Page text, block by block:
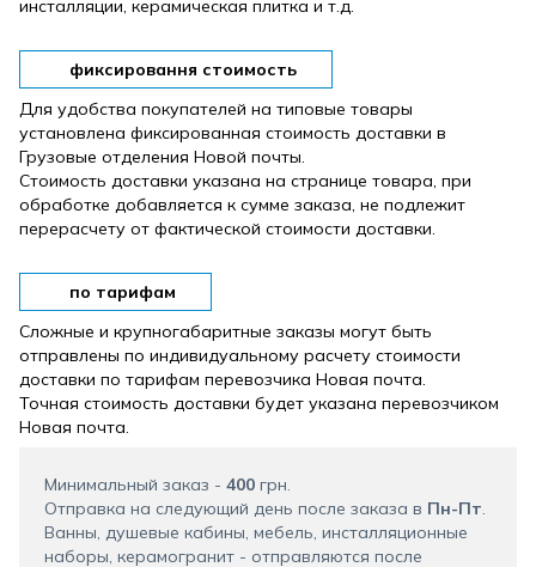
инсталляции, керамическая плитка и т.д.
фиксировання стоимость
Для удобства покупателей на типовые товары
установлена ​​фиксированная стоимость доставки в
Грузовые отделения Новой почты.
Стоимость доставки указана на странице товара, при
обработке добавляется к сумме заказа, не подлежит
перерасчету от фактической стоимости доставки.
по тарифам
Сложные и крупногабаритные заказы могут быть
отправлены по индивидуальному расчету стоимости
доставки по тарифам перевозчика Новая почта.
Точная стоимость доставки будет указана перевозчиком
Новая почта.
Минимальный заказ - 400 грн.
Отправка на следующий день после заказа в Пн-Пт.
Ванны, душевые кабины, мебель, инсталляционные
наборы, керамогранит - отправляются после